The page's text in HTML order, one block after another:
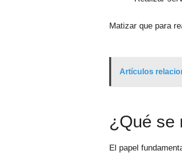
Matizar que para
Artículos
¿Qué se
El papel